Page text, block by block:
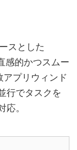
スとした
感的かつスムー
アプリウィンド
行でタスクを
。